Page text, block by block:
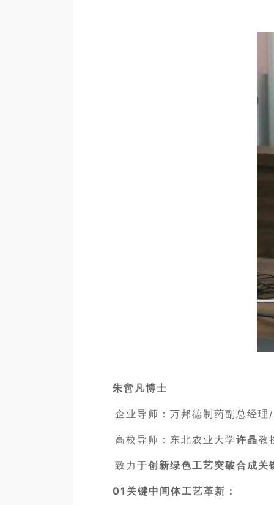
朱啻凡博士
企业导师：万邦德制药副总经理/
高校导师：东北农业大学许晶教
致力于创新绿色工艺突破合成关
01关键中间体工艺革新：